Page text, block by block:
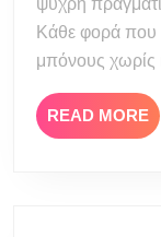
Κάθε φορά που
μπόνους χωρίς
READ MORE